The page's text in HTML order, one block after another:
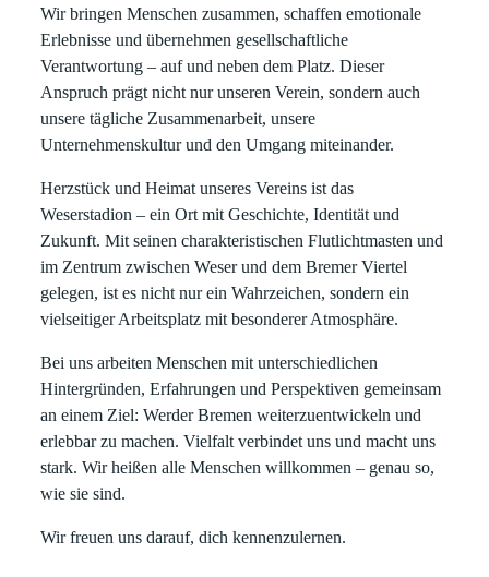
Wir bringen Menschen zusammen, schaffen emotionale
Erlebnisse und übernehmen gesellschaftliche
Verantwortung – auf und neben dem Platz. Dieser
Anspruch prägt nicht nur unseren Verein, sondern auch
unsere tägliche Zusammenarbeit, unsere
Unternehmenskultur und den Umgang miteinander.
Herzstück und Heimat unseres Vereins ist das
Weserstadion – ein Ort mit Geschichte, Identität und
Zukunft. Mit seinen charakteristischen Flutlichtmasten und
im Zentrum zwischen Weser und dem Bremer Viertel
gelegen, ist es nicht nur ein Wahrzeichen, sondern ein
vielseitiger Arbeitsplatz mit besonderer Atmosphäre.
Bei uns arbeiten Menschen mit unterschiedlichen
Hintergründen, Erfahrungen und Perspektiven gemeinsam
an einem Ziel: Werder Bremen weiterzuentwickeln und
erlebbar zu machen. Vielfalt verbindet uns und macht uns
stark. Wir heißen alle Menschen willkommen – genau so,
wie sie sind.
Wir freuen uns darauf, dich kennenzulernen.